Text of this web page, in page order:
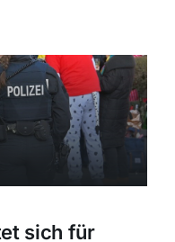
sich für